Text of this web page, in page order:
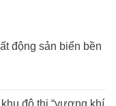
động sản biển bền
đô thị “vượng khí